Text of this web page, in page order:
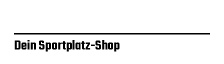
Dein Sportplatz-Shop